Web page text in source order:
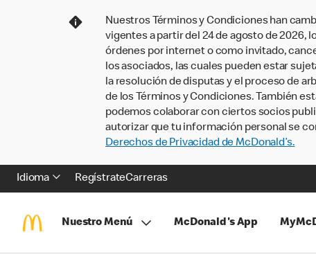
Nuestros Términos y Condiciones han
vigentes a partir del 24 de agosto de 2026,
órdenes por internet o como invitado,
los asociados, las cuales pueden estar
la resolución de disputas y el proceso de
de los Términos y Condiciones. También
podemos colaborar con ciertos socios
autorizar que tu información personal se
Derechos de Privacidad de McDonald’s.
Idioma RegístrateCarreras
Nuestro Menú McDonald's App